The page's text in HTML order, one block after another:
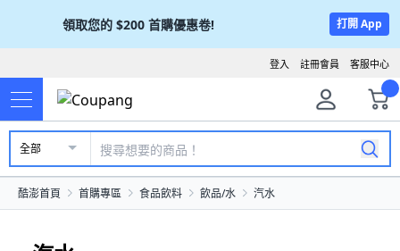
領取您的 $200 首購優惠卷! 打開 App
客服中心
註冊會員
登入
全部
酷澎首頁 首購專區 食品飲料 飲品/水 汽水